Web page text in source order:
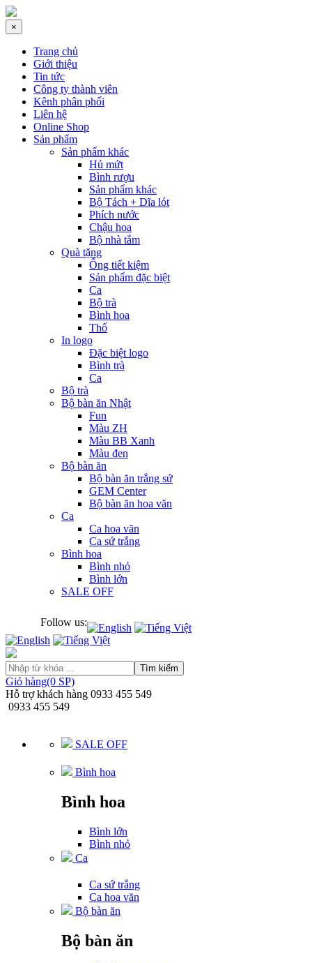
×
Trang chủ
Giới thiệu
Tin tức
Công ty thành viên
Kênh phân phối
Liên hệ
Online Shop
Sản phẩm
Sản phẩm khác
Hủ mứt
Bình rượu
Sản phẩm khác
Bộ Tách + Dĩa lót
Phích nước
Chậu hoa
Bộ nhà tắm
Quà tặng
Ống tiết kiệm
Sản phẩm đặc biệt
Ca
Bộ trà
Bình hoa
Thố
In logo
Đặc biệt logo
Bình trà
Ca
Bộ trà
Bộ bàn ăn Nhật
Fun
Màu ZH
Màu BB Xanh
Màu đen
Bộ bàn ăn
Bộ bàn ăn trắng sứ
GEM Center
Bộ bàn ăn hoa văn
Ca
Ca hoa văn
Ca sứ trắng
Bình hoa
Bình nhỏ
Bình lớn
SALE OFF
Follow us:
Tìm kiếm
Giỏ hàng(0 SP)
Hỗ trợ khách hàng 0933 455 549
0933 455 549
SALE OFF
Bình hoa
Bình hoa
Bình lớn
Bình nhỏ
Ca
Ca sứ trắng
Ca hoa văn
Bộ bàn ăn
Bộ bàn ăn